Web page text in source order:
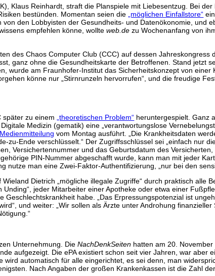
Klaus Reinhardt, straft die Planspiele mit Liebesentzug. Bei
bestünden. Momentan seien die„möglichen Einfallstore“
den Lobbyisten der Gesundheits- und Datenökonomie, und
empfehlen könne, wollteweb.de zu Wochenanfang von
des Chaos Computer Club (CCC) auf dessen
ganz ohne die Gesundheitskarte der Betroffenen. Stand jetzt
wurde am Fraunhofer-Institut das Sicherheitskonzept von einer
könne nur „Stirnrunzeln hervorrufen“, und die freudige
später zu einem
„theoretischen Problem“ heruntergespielt. Ganz
Medizin (gematik) eine „verantwortungslose
Medienmitteilung vom Montag ausführt. „Die Krankheitsdaten
zu-Ende verschlüsselt.“ Der Zugriffsschlüssel sei „einfach nur
Versichertennummer und das Geburtsdatum des
PIN-Nummer abgeschafft wurde, kann man mit jeder
nutze man eine Zwei-Faktor-Authentifizierung, „nur bei den
Wieland Dietrich „mögliche illegale Zugriffe“ durch praktisch
jeder Mitarbeiter einer Apotheke oder etwa einer
habe. „Das Erpressungspotenzial ist
und weiter: „Wir sollen als Ärzte unter Androhung
Unternehmung. DieNachDenkSeiten hatten am 20. November
aufgezeigt. Die ePA existiert schon seit vier Jahren, war aber
wird automatisch für alle eingerichtet, es sei denn, man
Nach Angaben der großen Krankenkassen ist die Zahl